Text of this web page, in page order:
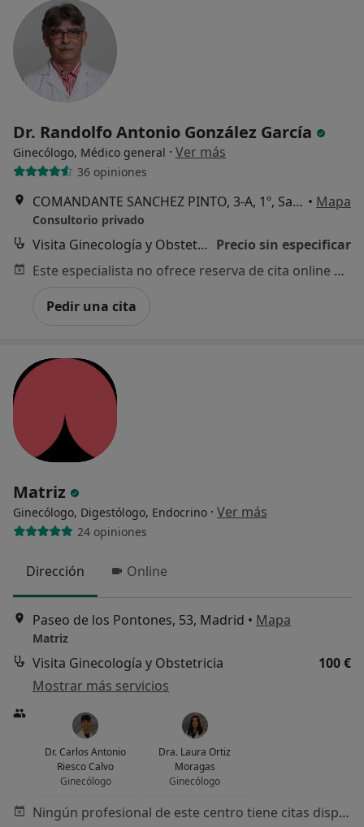
Dr. Randolfo Antonio González García
Ginecólogo, Médico general · Ver más
36 opiniones
COMANDANTE SANCHEZ PINTO, 3-A, 1º, Santa Cruz de Tenerife • Mapa
Consultorio privado
Visita Ginecología y Obstetricia Precio sin especificar
Este especialista no ofrece reserva de cita online en esta dirección.
Pedir una cita
Matriz
Ginecólogo, Digestólogo, Endocrino · Ver más
24 opiniones
Dirección Online
Paseo de los Pontones, 53, Madrid • Mapa
Matriz
Visita Ginecología y Obstetricia
100 €
Mostrar más servicios
Dr. Carlos Antonio
Riesco Calvo
Ginecólogo
Dra. Laura Ortiz
Moragas
Ginecólogo
Ningún profesional de este centro tiene citas disponibles